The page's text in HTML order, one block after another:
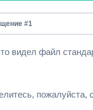
#1
то видел файл
пожалуйста,